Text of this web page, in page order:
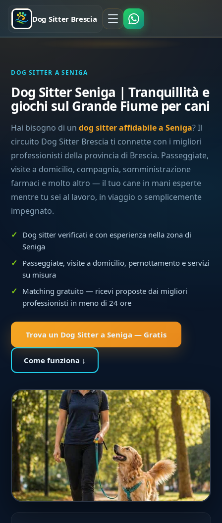
Dog Sitter Brescia
DOG SITTER A SENIGA
Dog Sitter Seniga | Tranquillità e
giochi sul Grande Fiume per cani
Hai bisogno di undog sitter affidabile a Seniga? Il
circuito Dog Sitter Brescia ti connette con i migliori
professionisti della provincia di Brescia. Passeggiate,
visite a domicilio, compagnia, somministrazione
farmaci e molto altro — il tuo cane in mani esperte
mentre tu sei al lavoro, in viaggio o semplicemente
impegnato.
Dog sitter verificati e con esperienza nella zona di
Seniga
Passeggiate, visite a domicilio, pernottamento e servizi
su misura
Matching gratuito — ricevi proposte dai migliori
professionisti in meno di 24 ore
Trova un Dog Sitter a Seniga — Gratis
Come funziona ↓